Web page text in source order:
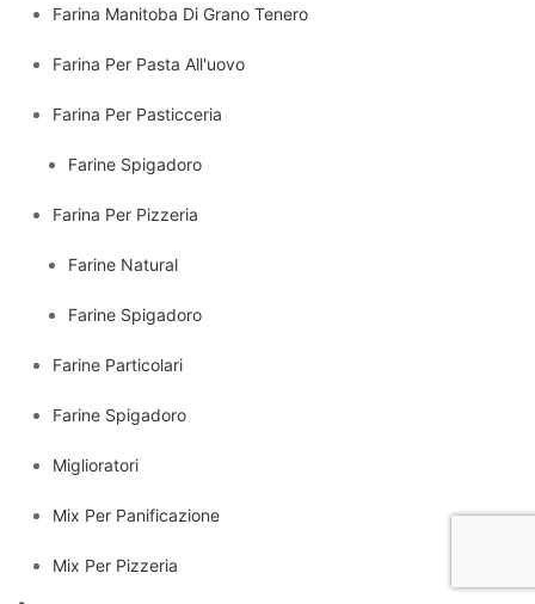
Farina Manitoba Di Grano Tenero
Farina Per Pasta All'uovo
Farina Per Pasticceria
Farine Spigadoro
Farina Per Pizzeria
Farine Natural
Farine Spigadoro
Farine Particolari
Farine Spigadoro
Miglioratori
Mix Per Panificazione
Mix Per Pizzeria